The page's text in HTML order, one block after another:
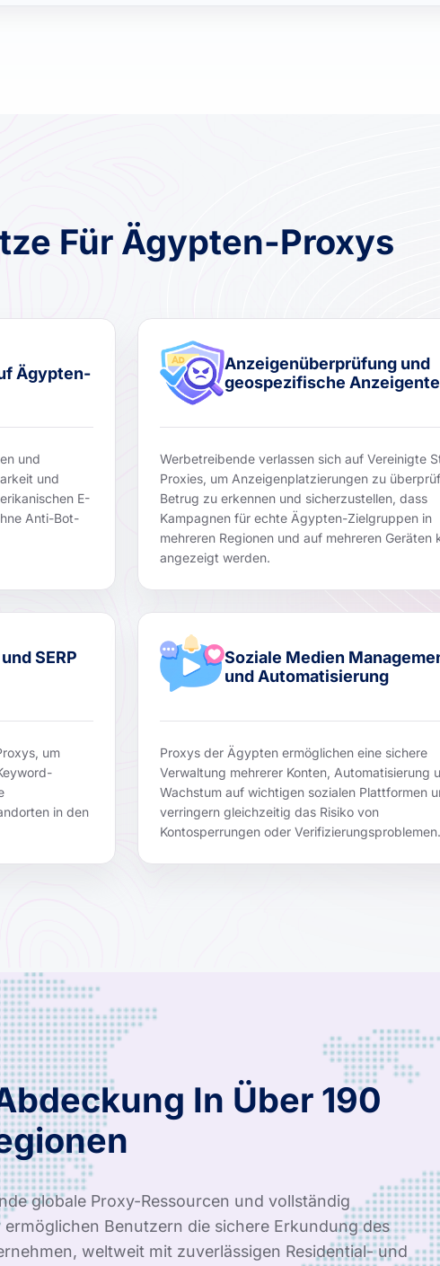
Für Ägypten-Proxys
Ägypten-
und
und
E-
Anti-Bot-
Anzeigenüberprüfung und
geospezifische
Werbetreibende verlassen sich auf Vereinigte
Proxies, um Anzeigenplatzierungen zu
Betrug zu erkennen und sicherzustellen, dass
Kampagnen für echte Ägypten-Zielgruppen in
mehreren Regionen und auf mehreren Geräten
angezeigt werden.
SERP
um
in den
Soziale Medien
und Automatisierung
Proxys der Ägypten ermöglichen eine sichere
Verwaltung mehrerer Konten, Automatisierung
Wachstum auf wichtigen sozialen Plattformen
verringern gleichzeitig das Risiko von
Kontosperrungen oder Verifizierungsproblemen.
In Über 190
globale Proxy-Ressourcen und vollständig
Benutzern die sichere Erkundung des
weltweit mit zuverlässigen Residential- und